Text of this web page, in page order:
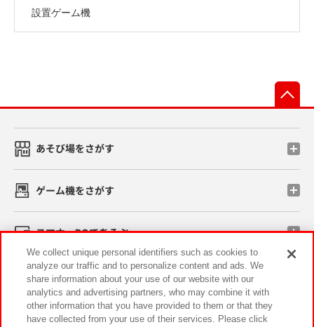
設置ゲーム機
あそび場をさがす
ゲーム機をさがす
スマホ・PCであそぶ
イベント・キャンペーン
We collect unique personal identifiers such as cookies to
analyze our traffic and to personalize content and ads. We
share information about your use of our website with our
analytics and advertising partners, who may combine it with
other information that you have provided to them or that they
have collected from your use of their services. Please click